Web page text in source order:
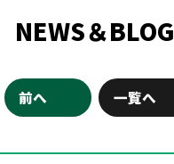
NEWS＆BLOG
前へ 一覧へ